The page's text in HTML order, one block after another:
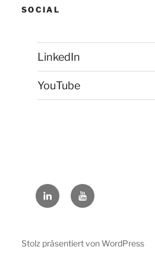
SOCIAL
LinkedIn
YouTube
LinkedInYouTube
Stolz präsentiert von WordPress